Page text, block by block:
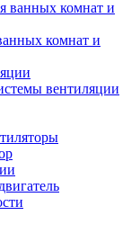
комнат и
вентиляции